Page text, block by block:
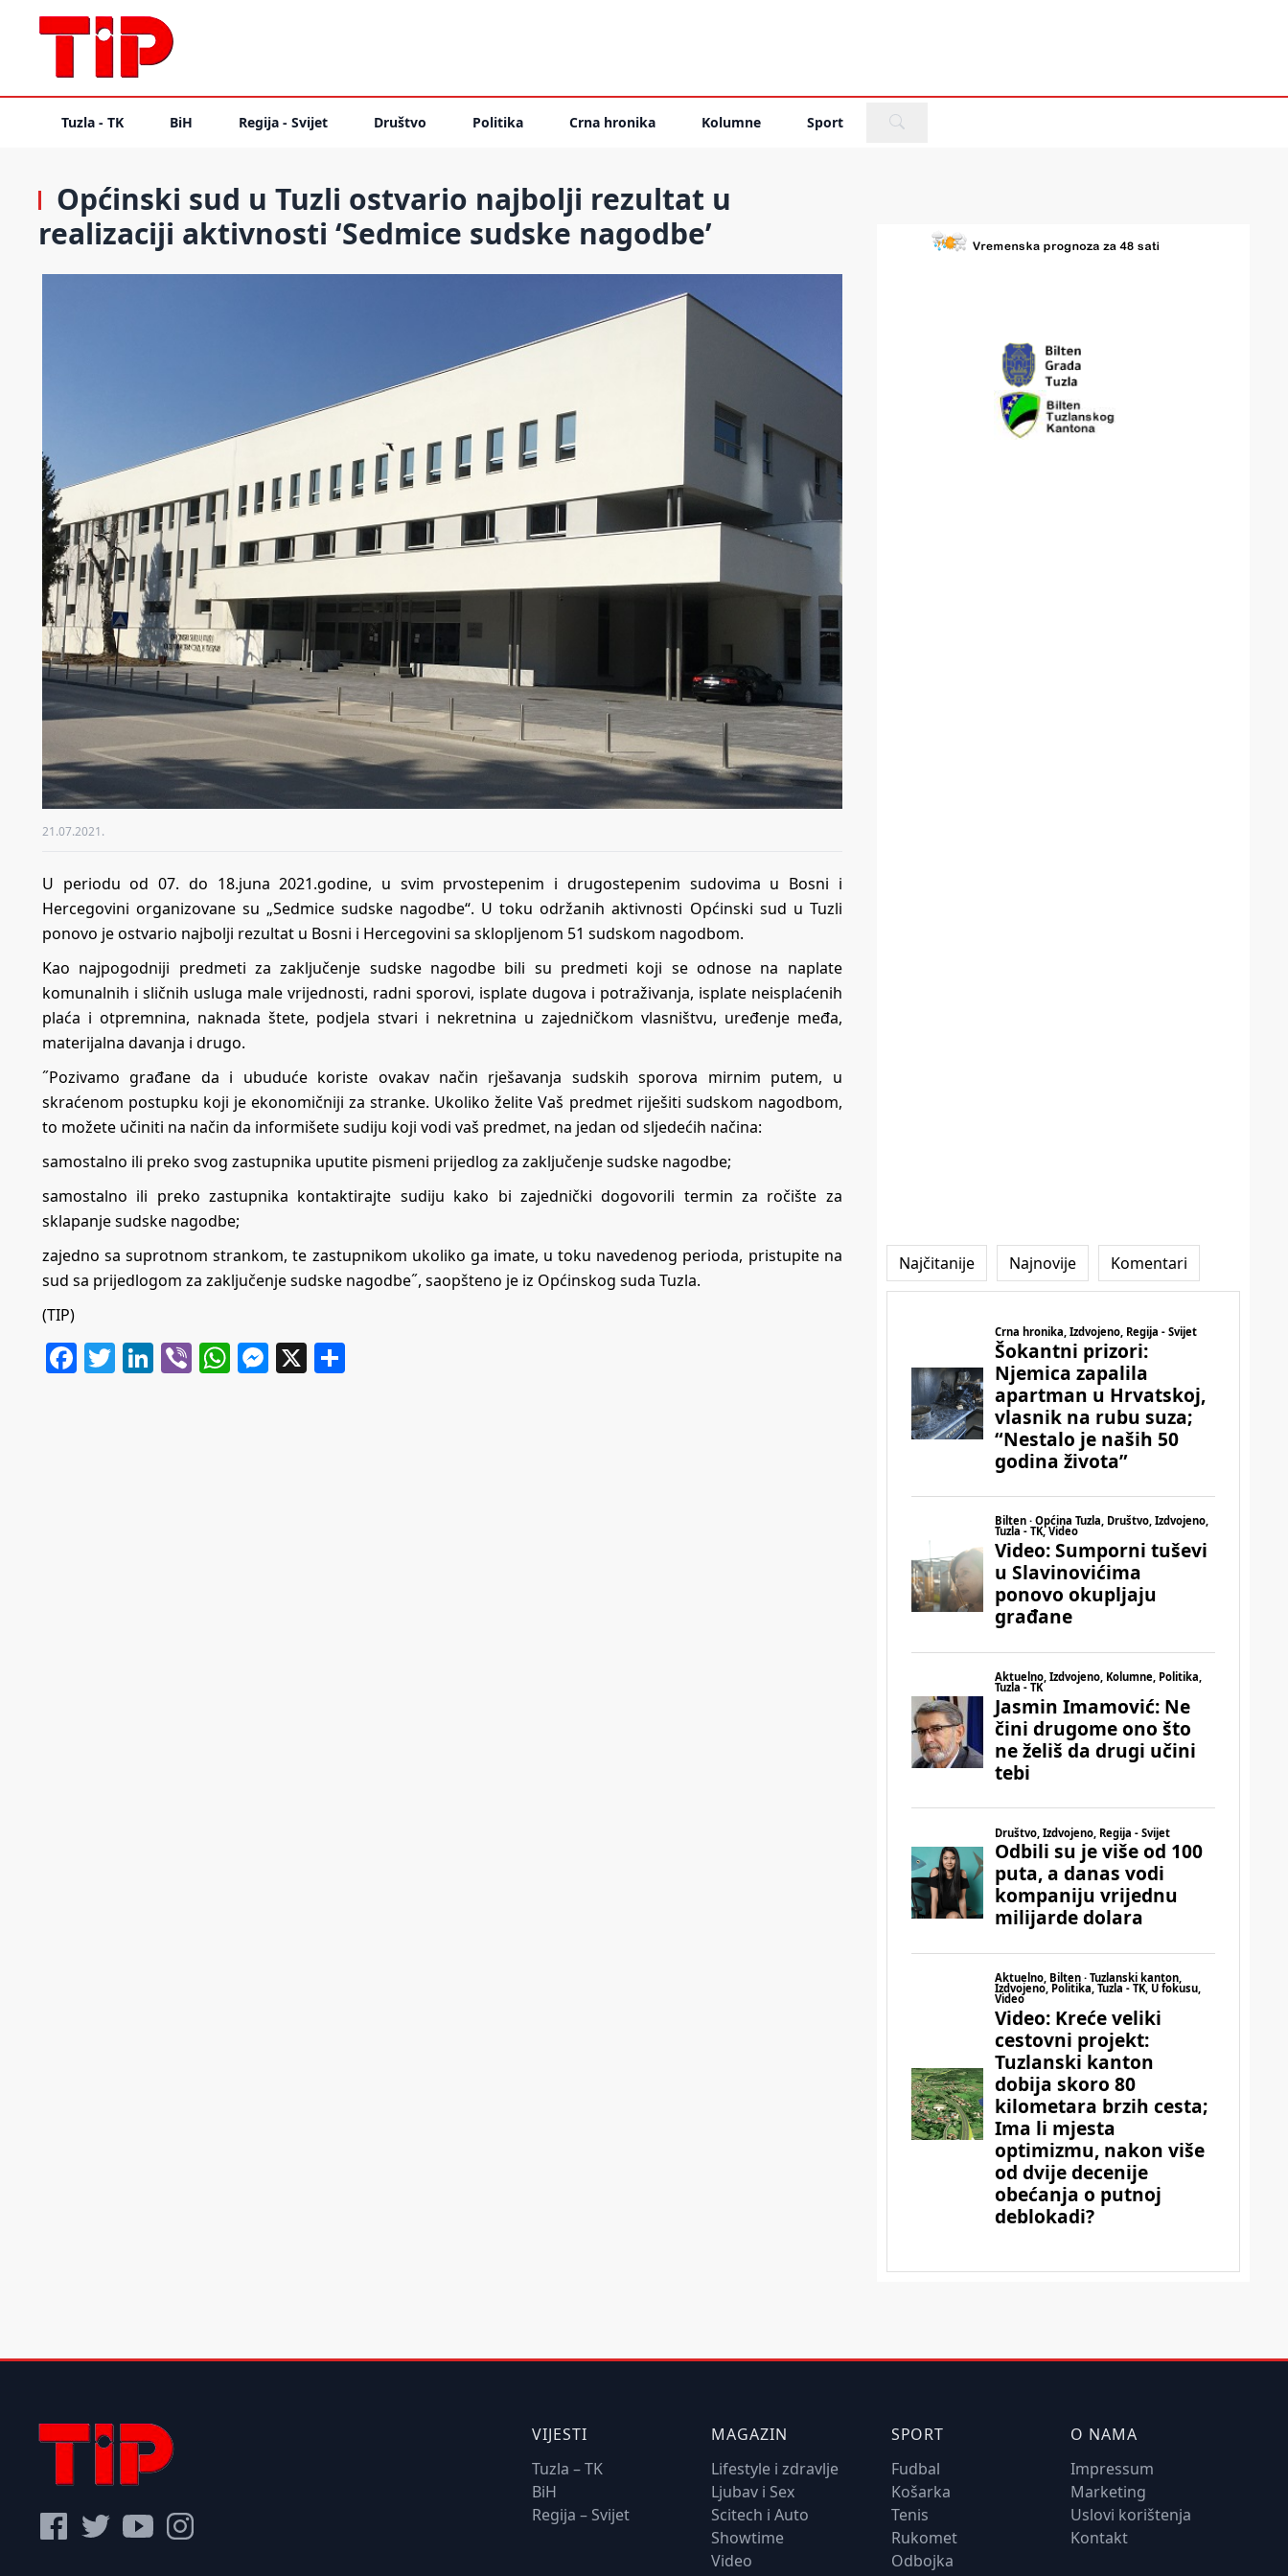
Tuzla - TK BiH Regija - Svijet Društvo Politika Crna hronika Kolumne Sport
Općinski sud u Tuzli ostvario najbolji rezultat u
realizaciji aktivnosti ‘Sedmice sudske nagodbe’
21.07.2021.
U periodu od 07. do 18.juna 2021.godine, u svim prvostepenim i drugostepenim sudovima u Bosni i
Hercegovini organizovane su „Sedmice sudske nagodbe“. U toku održanih aktivnosti Općinski sud u Tuzli
ponovo je ostvario najbolji rezultat u Bosni i Hercegovini sa sklopljenom 51 sudskom nagodbom.
Kao najpogodniji predmeti za zaključenje sudske nagodbe bili su predmeti koji se odnose na naplate
komunalnih i sličnih usluga male vrijednosti, radni sporovi, isplate dugova i potraživanja, isplate neisplaćenih
plaća i otpremnina, naknada štete, podjela stvari i nekretnina u zajedničkom vlasništvu, uređenje međa,
materijalna davanja i drugo.
˝Pozivamo građane da i ubuduće koriste ovakav način rješavanja sudskih sporova mirnim putem, u
skraćenom postupku koji je ekonomičniji za stranke. Ukoliko želite Vaš predmet riješiti sudskom nagodbom,
to možete učiniti na način da informišete sudiju koji vodi vaš predmet, na jedan od sljedećih načina:
samostalno ili preko svog zastupnika uputite pismeni prijedlog za zaključenje sudske nagodbe;
samostalno ili preko zastupnika kontaktirajte sudiju kako bi zajednički dogovorili termin za ročište za
sklapanje sudske nagodbe;
zajedno sa suprotnom strankom, te zastupnikom ukoliko ga imate, u toku navedenog perioda, pristupite na
sud sa prijedlogom za zaključenje sudske nagodbe˝, saopšteno je iz Općinskog suda Tuzla.
(TIP)
Facebook
Twitter
LinkedIn
ViberWhatsApp
Messenger
X
Najčitanije Najnovije Komentari
VIJESTI
Tuzla – TK
BiH
Regija – Svijet
MAGAZIN
Lifestyle i zdravlje
Ljubav i Sex
Scitech i Auto
Showtime
Video
SPORT
Fudbal
Košarka
Tenis
Rukomet
Odbojka
O NAMA
Impressum
Marketing
Uslovi korištenja
Kontakt